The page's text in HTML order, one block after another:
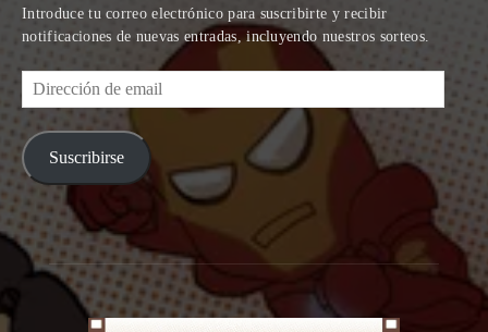
Introduce tu correo electrónico para suscribirte y recibir
notificaciones de nuevas entradas, incluyendo nuestros sorteos.
Dirección
de
email
Suscribirse